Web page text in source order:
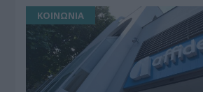
ΚΟΙΝΩΝΙΑ